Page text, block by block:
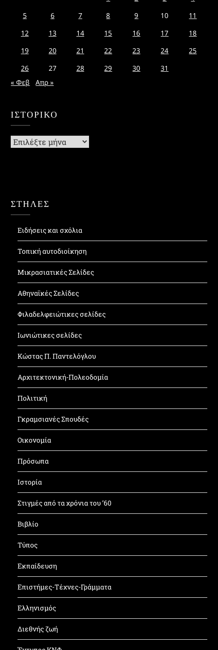
5
6 7 8 9 10
11
12
13 14 15 16 17
18
19
20 21 22 23 24
25
26
27 28 29 30
31
« Φεβ
Απρ »
ΙΣΤΟΡΙΚΌ
Ιστορικό
ΣΤΗΛΕΣ
Ειδήσεις και σχόλια
Τοπική αυτοδιοίκηση
Μικρασιατικές Σελίδες
Αθηναϊκές Σελίδες
Φιλαδελφειώτικες σελίδες
Ιωνιώτικες σελίδες
Κώστας Π. Παντελόγλου
Αρχιτεκτονική-Πολεοδομία
Πολιτική
Γκραμσιανές Σπουδές
Οικονομία
Πρόσωπα
Ιστορία
Στιγμές από τα χρόνια του ’60
Βιβλίο
Τύπος
Εκπαίδευση
Επιστήμες-Τέχνες-Γράμματα
Ελληνισμός
Διεθνής ζωή